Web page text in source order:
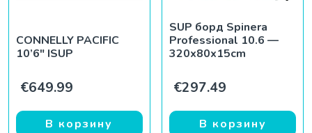
CONNELLY PACIFIC
10’6″ ISUP
€649.99
В корзину
SUP борд Spinera
Professional 10.6 —
320x80x15cm
€297.49
В корзину